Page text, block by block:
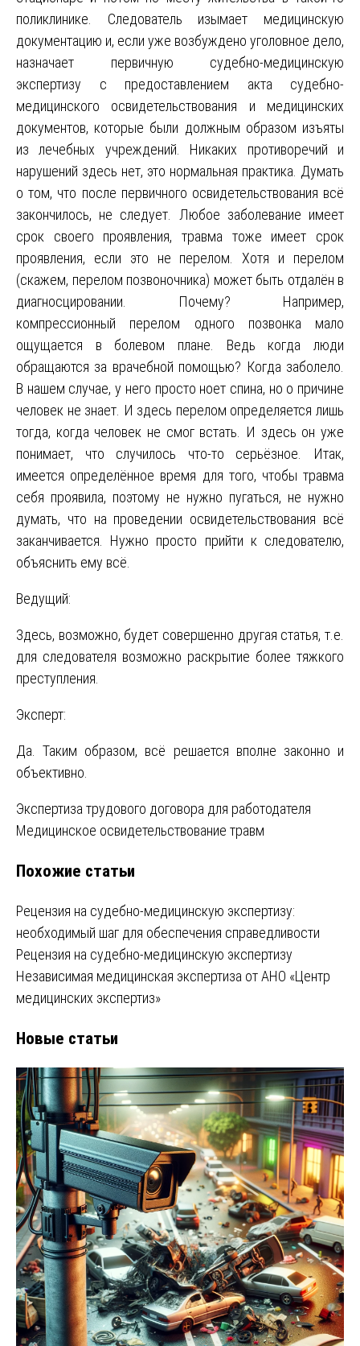
поликлинике. Следователь изымает медицинскую
документацию и, если уже возбуждено уголовное дело,
назначает первичную судебно-медицинскую
экспертизу с предоставлением акта судебно-
медицинского освидетельствования и медицинских
документов, которые были должным образом изъяты
из лечебных учреждений. Никаких противоречий и
нарушений здесь нет, это нормальная практика. Думать
о том, что после первичного освидетельствования всё
закончилось, не следует. Любое заболевание имеет
срок своего проявления, травма тоже имеет срок
проявления, если это не перелом. Хотя и перелом
(скажем, перелом позвоночника) может быть отдалён в
диагносцировании. Почему? Например,
компрессионный перелом одного позвонка мало
ощущается в болевом плане. Ведь когда люди
обращаются за врачебной помощью? Когда заболело.
В нашем случае, у него просто ноет спина, но о причине
человек не знает. И здесь перелом определяется лишь
тогда, когда человек не смог встать. И здесь он уже
понимает, что случилось что-то серьёзное. Итак,
имеется определённое время для того, чтобы травма
себя проявила, поэтому не нужно пугаться, не нужно
думать, что на проведении освидетельствования всё
заканчивается. Нужно просто прийти к следователю,
объяснить ему всё.
Ведущий:
Здесь, возможно, будет совершенно другая статья, т.е.
для следователя возможно раскрытие более тяжкого
преступления.
Эксперт:
Да. Таким образом, всё решается вполне законно и
объективно.
Навигация
по
записям
Экспертиза трудового договора для работодателя
Медицинское освидетельствование травм
Похожие статьи
Рецензия на судебно-медицинскую экспертизу:
необходимый шаг для обеспечения справедливости
Рецензия на судебно-медицинскую экспертизу
Независимая медицинская экспертиза от АНО «Центр
медицинских экспертиз»
Новые статьи